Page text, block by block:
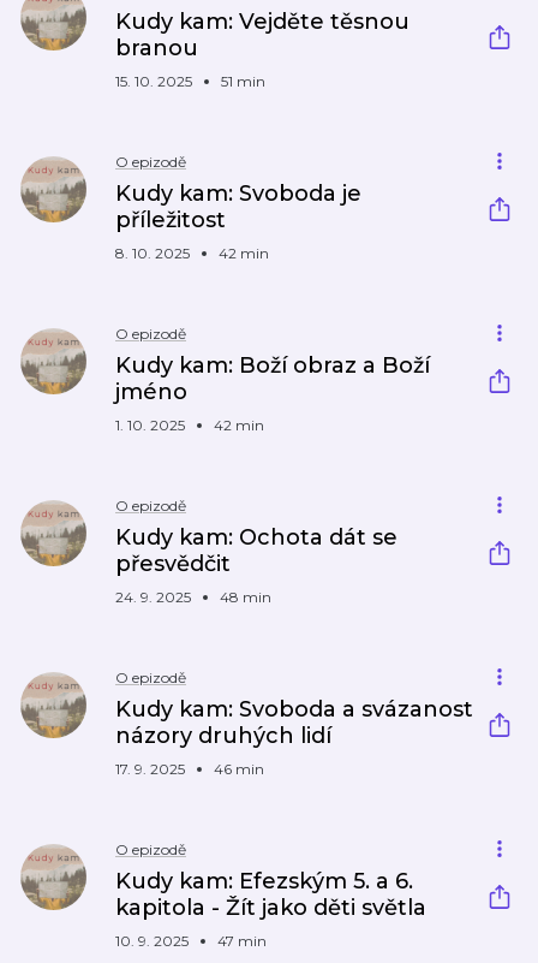
Kudy kam: Vejděte těsnou
branou
15. 10. 2025 51 min
O epizodě
Kudy kam: Svoboda je
příležitost
8. 10. 2025 42 min
O epizodě
Kudy kam: Boží obraz a Boží
jméno
1. 10. 2025 42 min
O epizodě
Kudy kam: Ochota dát se
přesvědčit
24. 9. 2025 48 min
O epizodě
Kudy kam: Svoboda a svázanost
názory druhých lidí
17. 9. 2025 46 min
O epizodě
Kudy kam: Efezským 5. a 6.
kapitola - Žít jako děti světla
10. 9. 2025 47 min